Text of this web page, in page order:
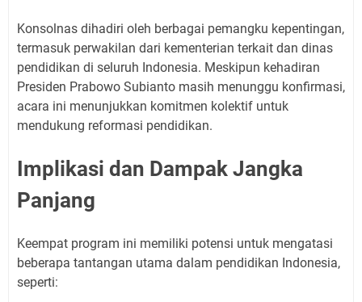
Konsolnas dihadiri oleh berbagai pemangku kepentingan,
termasuk perwakilan dari kementerian terkait dan dinas
pendidikan di seluruh Indonesia. Meskipun kehadiran
Presiden Prabowo Subianto masih menunggu konfirmasi,
acara ini menunjukkan komitmen kolektif untuk
mendukung reformasi pendidikan.
Implikasi dan Dampak Jangka
Panjang
Keempat program ini memiliki potensi untuk mengatasi
beberapa tantangan utama dalam pendidikan Indonesia,
seperti: